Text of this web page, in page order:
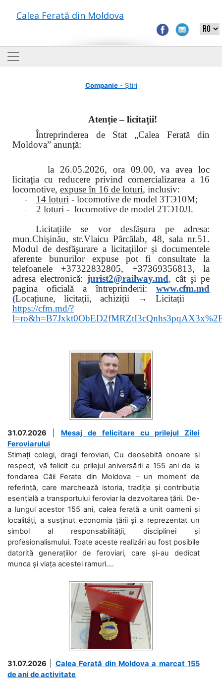
Calea Ferată din Moldova
Companie- Știri
Atenție – licitații!
Întreprinderea de Stat „Calea Ferată din
Moldova” anunță:
la 26.05.2026, ora 09.00, va avea loc
licitaţia cu reducere privind comercializarea a 16
locomotive, expuse în 16 de loturi, inclusiv:
- 14 loturi - locomotive de model 3ТЭ10М;
- 2 loturi - locomotive de model 2ТЭ10Л.
Licitațiile se vor desfășura pe adresa:
mun.Chişinău, str.Vlaicu Pârcălab, 48, sala nr.51.
Modul de desfăşurare a licitaţiilor și documentele
aferente bunurilor expuse pot fi consultate la
telefoanele +37322832805, +37369356813, la
adresa electronică: jurist2@railway.md, cât şi pe
pagina oficială a întreprinderii:
www.cfm.md
(Locațiune, licitații, achiziții → Licitații
https://cfm.md/?
31.07.2026
Mesaj de felicitare cu prilejul Zilei
Feroviarului
Stimați colegi, dragi feroviari, Cu deosebită onoare și
respect, vă felicit cu prilejul aniversării a 155 ani de la
fondarea Căii Ferate din Moldova – un moment de
referință, care marchează istoria, tradiția și contribuția
esențială a transportului feroviar la dezvoltarea țării. De-
a lungul acestor 155 ani, calea ferată a unit oameni și
localități, a susținut economia țării și a reprezentat un
simbol al responsabilității, disciplinei și
profesionalismului. Toate aceste realizări au fost posibile
datorită generațiilor de feroviari, care și-au dedicat
munca și viața acestei ramuri....
31.07.2026
Calea Ferată din Moldova a marcat 155
de ani de activitate